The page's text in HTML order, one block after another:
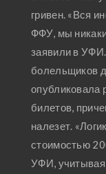
гривен. «Вся
ФФУ, мы
заявили в
болельщиков
опубликовала
билетов,
налезет.
стоимостью
УФИ, учитывая